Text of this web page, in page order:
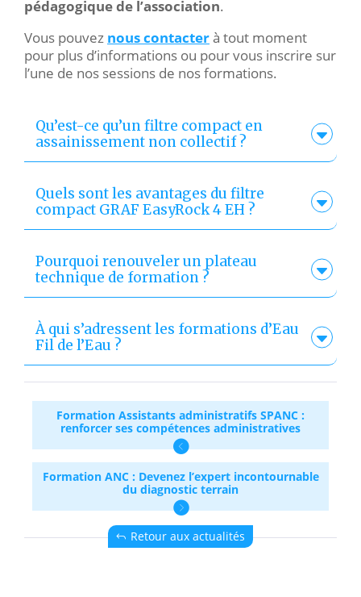
pédagogique de l’association.
Vous pouvez nous contacterà tout moment
pour plus d’informations ou pour vous inscrire sur
l’une de nos sessions de nos formations.
Qu’est-ce qu’un filtre compact en
assainissement non collectif ?
Quels sont les avantages du filtre
compact GRAF EasyRock 4 EH ?
Pourquoi renouveler un plateau
technique de formation ?
À qui s’adressent les formations d’Eau
Fil de l’Eau ?
Formation Assistants administratifs SPANC :
renforcer ses compétences administratives
Retour aux actualités
Formation ANC : Devenez l’expert incontournable
du diagnostic terrain